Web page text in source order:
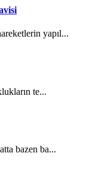
yapıl...
te...
bazen ba...